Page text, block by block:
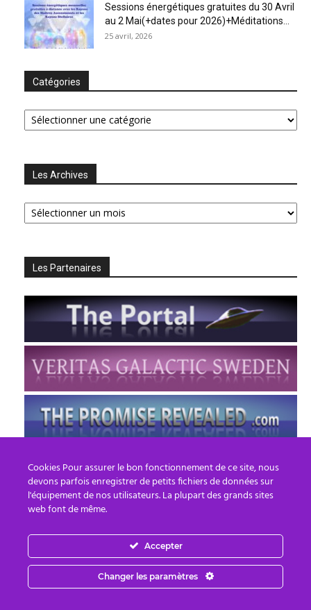
Sessions énergétiques gratuites du 30 Avril
au 2 Mai(+dates pour 2026)+Méditations...
25 avril, 2026
Catégories
Catégories
Les Archives
Les
Archives
Les Partenaires
FR EN
© 2013 - 2026 PREPARE FOR CHANGE
Cookies Pour assurer le bon fonctionnement de ce site, nous
devons parfois enregistrer de petits fichiers de données sur
l'équipement de nos utilisateurs. La plupart des grands sites
web font de même.
Accepter
Changer les paramètres